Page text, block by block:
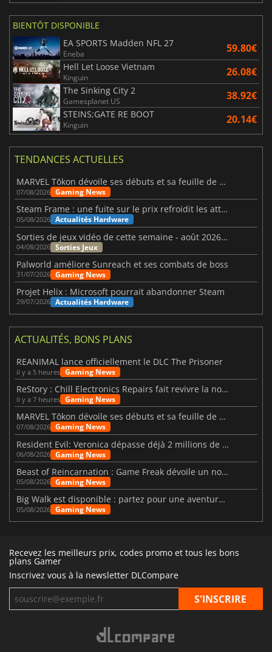
BIENTÔT DISPONIBLE
EA SPORTS Madden NFL 27
Eneba 59.80€
Hell Let Loose Vietnam
Kinguin 26.08€
The Sinking City 2
Gamesplanet US 38.92€
STEINS;GATE RE BOOT
Kinguin 20.14€
TENDANCES ACTUELLES
MARVEL Tōkon dévoile ses débuts et sa feuille de route
07/08/2026 Gaming News
Steam Frame : une fuite sur le prix refroidit les attentes VR
05/08/2026 Actualités Hardware
Sorties de jeux vidéo de cette semaine - août 2026 (semaine 32)
04/08/2026 Sorties Jeux
Palworld améliore Sunreach et ses combats de boss
31/07/2026 Gaming News
Projet Helix : Microsoft pourrait abandonner Steam
29/07/2026 Actualités Hardware
ACTUALITÉS, BONS PLANS
REANIMAL lance officiellement le DLC The Prisoner
il y a 5 heures Gaming News
ReStory : Chill Electronics Repairs fait revivre la nostalgie des années 2000
il y a 7 heures Gaming News
MARVEL Tōkon dévoile ses débuts et sa feuille de route
07/08/2026 Gaming News
Resident Evil: Veronica dépasse déjà 2 millions de wishlists
06/08/2026 Gaming News
Beast of Reincarnation : Game Freak dévoile un nouveau pari
05/08/2026 Gaming News
Big Walk est disponible : partez pour une aventure entre amis
05/08/2026 Gaming News
Recevez les meilleurs prix, codes promo et tous les bons
plans Gamer
Inscrivez vous à la newsletter DLCompare